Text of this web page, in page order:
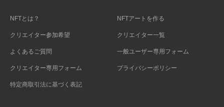
NFTとは？ NFTアートを作る
クリエイター参加希望 クリエイター一覧
よくあるご質問 一般ユーザー専用フォーム
クリエイター専用フォーム プライバシーポリシー
特定商取引法に基づく表記